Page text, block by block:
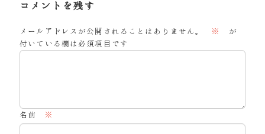
コメントを残す
メールアドレスが公開されることはありません。 ※
が
付いている欄は必須項目です
名前 ※